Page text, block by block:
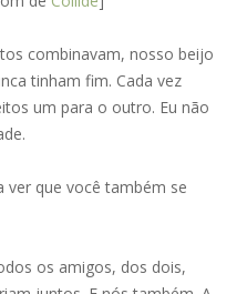
ar
e combinavam, nosso beijo
tinham fim. Cada vez
um para o outro. Eu não
ver que você também se
os amigos, dos dois,